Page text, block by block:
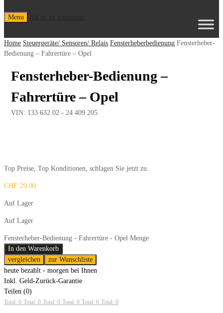
Menu
Home Steuergeräte/ Sensoren/ Relais Fensterheberbedienung Fensterheber-
Bedienung – Fahrertüre – Opel
Fensterheber-Bedienung –
Fahrertüre – Opel
VIN: 133 632 02 - 24 409 205
Top Preise, Top Konditionen, schlagen Sie jetzt zu.
CHF 29.00
Auf Lager
Auf Lager
Fensterheber-Bedienung - Fahrertüre - Opel Menge
In den Warenkorb
vergleichen
zur Wunschliste
heute bezahlt - morgen bei Ihnen
Inkl. Geld-Zurück-Garantie
Teilen (0)
Total: 0 Total: 0 Total: 0 Total: 0 Total: 0 Total: 0